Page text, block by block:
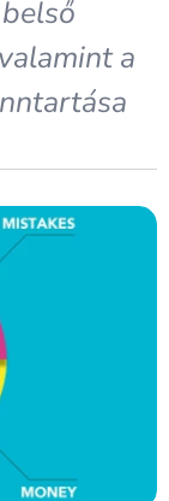
a